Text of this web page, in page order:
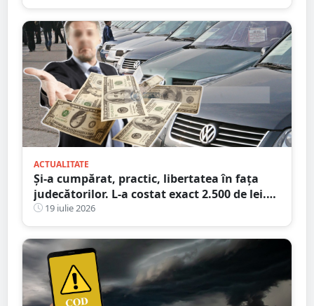
ACTUALITATE
Și-a cumpărat, practic, libertatea în fața
judecătorilor. L-a costat exact 2.500 de lei.
Victima a plătit cheltuielile de judecată
19 iulie 2026